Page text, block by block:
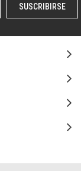
SUSCRIBIRSE